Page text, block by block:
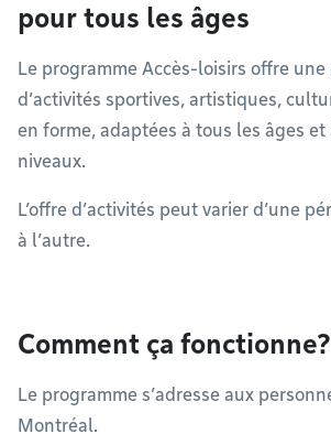
pour tous les âges
Le programme Accès-loisirs offre
d’activités sportives, artistiques,
en forme, adaptées à tous les âges et
niveaux.
L’offre d’activités peut varier d’une
à l’autre.
Comment ça fonctionne?
Le programme s’adresse aux
Montréal.